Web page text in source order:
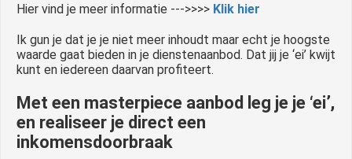
Hier vind je meer informatie --->>>> Klik hier
Ik gun je dat je je niet meer inhoudt maar echt je hoogste
waarde gaat bieden in je dienstenaanbod. Dat jij je ‘ei’ kwijt
kunt en iedereen daarvan profiteert.
Met een masterpiece aanbod leg je je ‘ei’,
en realiseer je direct een
inkomensdoorbraak